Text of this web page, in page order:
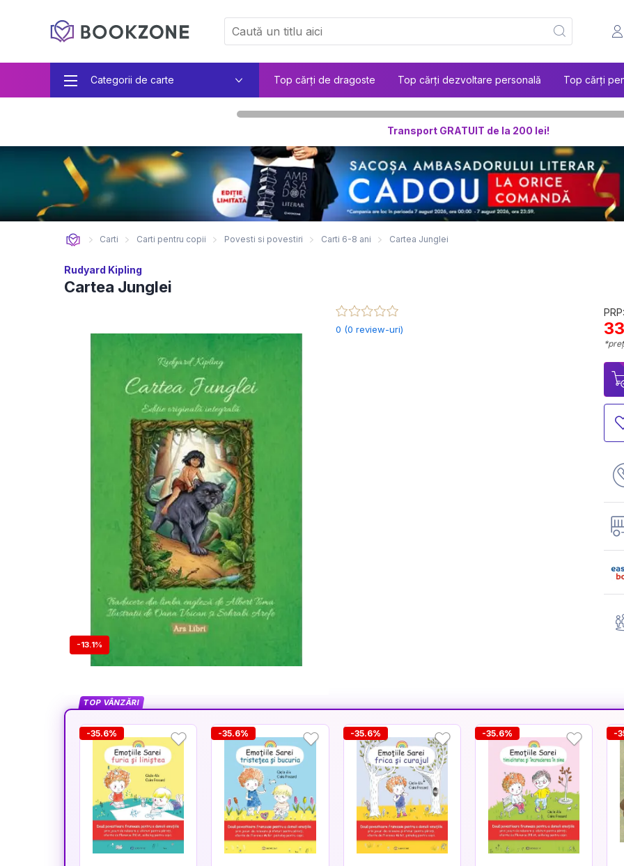
Categorii de carte Top cărți de dragoste Top cărți dezvoltare personală Top cărți
Transport GRATUIT de la 200 lei!
Carti Carti pentru copii Povesti si povestiri Carti 6-8 ani Cartea Junglei
Rudyard Kipling
Cartea Junglei
-13.1%
0 (0 review-uri)
TOP VÂNZĂRI
-35.6% -35.6% -35.6% -35.6% -